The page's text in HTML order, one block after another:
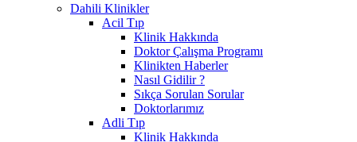
Dahili Klinikler
Acil Tıp
Klinik Hakkında
Doktor Çalışma Programı
Klinikten Haberler
Nasıl Gidilir ?
Sıkça Sorulan Sorular
Doktorlarımız
Adli Tıp
Klinik Hakkında